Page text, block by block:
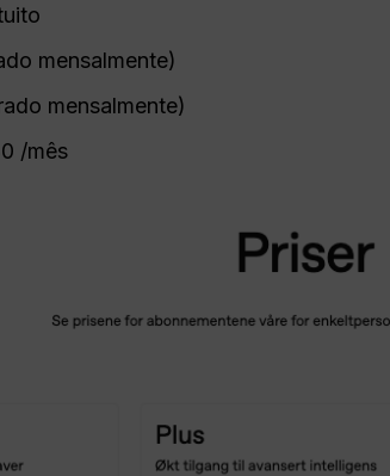
mensalmente)
mensalmente)
/mês